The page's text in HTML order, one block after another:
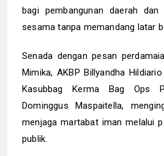
bagi pembangunan daerah
sesama tanpa memandang latar
Senada dengan pesan
Mimika, AKBP Billyandha
Kasubbag Kerma Bag Ops
Dominggus Maspaitella,
menjaga martabat iman melalui
publik.